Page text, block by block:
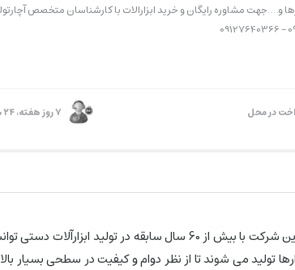
و….جهت مشاوره رایگان و خرید ابزارالات با کارشناسان متخصص
در محل ۷ روز ﻫﻔﺘﻪ، ۲۴ ﺳﺎﻋﺘﻪ
ایت نام کارخانه‌ای مشهور در اوزاکا ژاپن می باشد که از سال 1958 میلادی